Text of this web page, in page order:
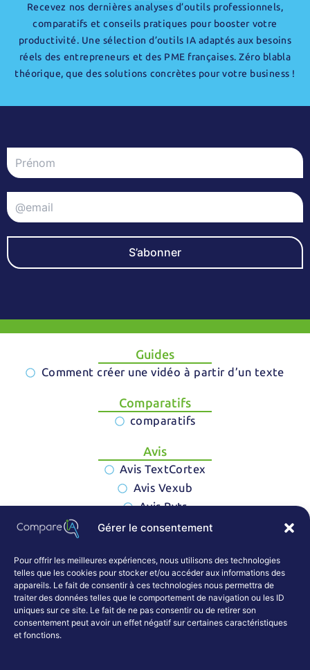
Gérer le consentement
Pour offrir les meilleures expériences, nous utilisons des technologies
telles que les cookies pour stocker et/ou accéder aux informations des
appareils. Le fait de consentir à ces technologies nous permettra de
traiter des données telles que le comportement de navigation ou les ID
uniques sur ce site. Le fait de ne pas consentir ou de retirer son
consentement peut avoir un effet négatif sur certaines caractéristiques
et fonctions.
Recevez nos dernières analyses d’outils professionnels,
comparatifs et conseils pratiques pour booster votre
productivité. Une sélection d’outils IA adaptés aux besoins
réels des entrepreneurs et des PME françaises. Zéro blabla
théorique, que des solutions concrètes pour votre business !
S’abonner
Guides
Comment créer une vidéo à partir d’un texte
Comparatifs
comparatifs
Avis
Avis TextCortex
Avis Vexub
Avis Rytr
articles de blog